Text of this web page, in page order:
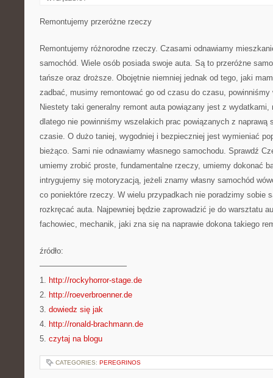
Remontujemy przeróżne rzeczy
Remontujemy różnorodne rzeczy. Czasami odnawiamy
samochód. Wiele osób posiada swoje auta. Są to przeróżne
tańsze oraz droższe. Obojętnie niemniej jednak od tego, jaki
zadbać, musimy remontować go od czasu do czasu,
Niestety taki generalny remont auta powiązany jest z wydatkami,
dlatego nie powinniśmy wszelakich prac powiązanych z naprawą
czasie. O dużo taniej, wygodniej i bezpieczniej jest wymieniać
bieżąco. Sami nie odnawiamy własnego samochodu. Sprawdź
umiemy zrobić proste, fundamentalne rzeczy, umiemy dokonać
intrygujemy się motoryzacją, jeżeli znamy własny samochód
co poniektóre rzeczy. W wielu przypadkach nie poradzimy sobie
rozkręcać auta. Najpewniej będzie zaprowadzić je do warsztatu
fachowiec, mechanik, jaki zna się na naprawie dokona takiego
źródło:
———————————
1. http://rockyhorror-stage.de
2. http://roeverbroenner.de
3. dowiedz się jak
4. http://ronald-brachmann.de
5. czytaj na blogu
CATEGORIES: PEREGRINOS